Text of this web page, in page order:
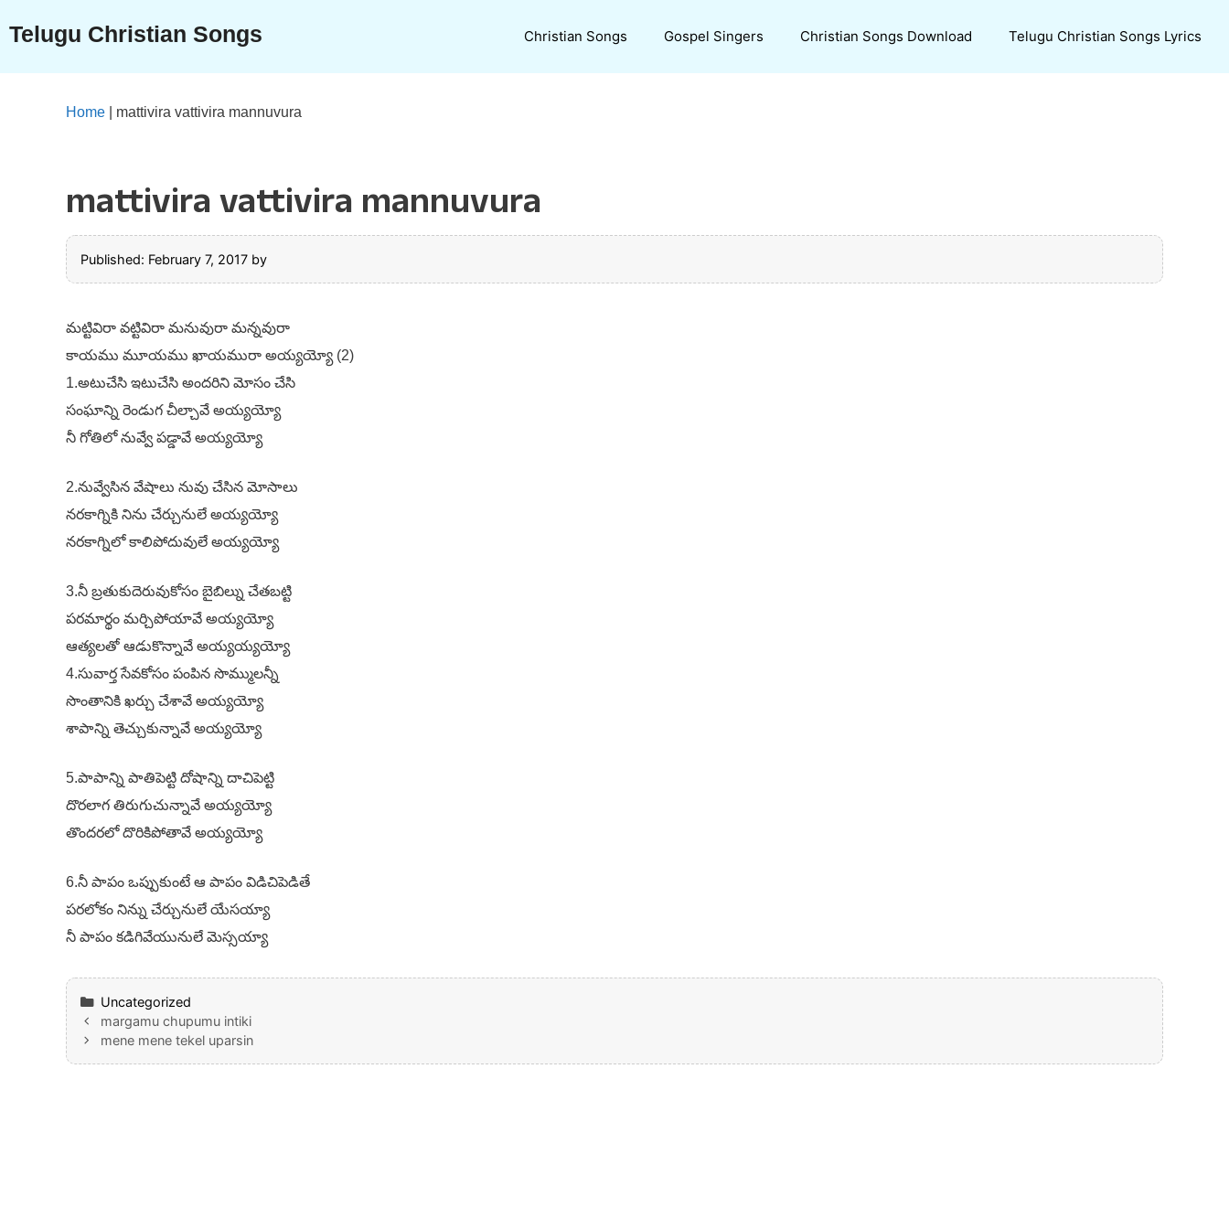
content
Telugu Christian Songs Christian Songs Gospel Singers Christian Songs Download Telugu Christian Songs Lyrics
Home mattivira vattivira mannuvura
mattivira vattivira mannuvura
Published: February 7, 2017 by
మట్టివిరా వట్టివిరా మనువురా మన్నవురా
కాయము మూయము ఖాయమురా అయ్యయ్యో (2)
1.అటుచేసి ఇటుచేసి అందరిని మోసం చేసి
సంఘాన్ని రెండుగ చీల్చావే అయ్యయ్యో
నీ గోతిలో నువ్వే పడ్డావే అయ్యయ్యో
2.నువ్వేసిన వేషాలు నువు చేసిన మోసాలు
నరకాగ్నికి నిను చేర్చునులే అయ్యయ్యో
నరకాగ్నిలో కాలిపోదువులే అయ్యయ్యో
3.నీ బ్రతుకుదెరువుకోసం బైబిల్ను చేతబట్టి
పరమార్థం మర్చిపోయావే అయ్యయ్యో
ఆత్యలతో ఆడుకొన్నావే అయ్యయ్యయ్యో
4.సువార్త సేవకోసం పంపిన సొమ్ములన్నీ
సొంతానికి ఖర్చు చేశావే అయ్యయ్యో
శాపాన్ని తెచ్చుకున్నావే అయ్యయ్యో
5.పాపాన్ని పాతిపెట్టి దోషాన్ని దాచిపెట్టి
దొరలాగ తిరుగుచున్నావే అయ్యయ్యో
తొందరలో దొరికిపోతావే అయ్యయ్యో
6.నీ పాపం ఒప్పుకుంటే ఆ పాపం విడిచిపెడితే
పరలోకం నిన్ను చేర్చునులే యేసయ్యా
నీ పాపం కడిగివేయునులే మెస్సయ్యా
Categories
Uncategorized
margamu chupumu intiki
mene mene tekel uparsin